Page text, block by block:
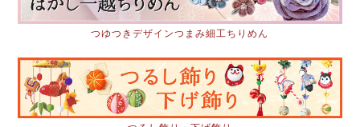
つゆつきデザインつまみ細工ちりめん